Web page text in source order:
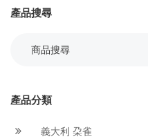
產品搜尋
產品分類
義大利 朶雀